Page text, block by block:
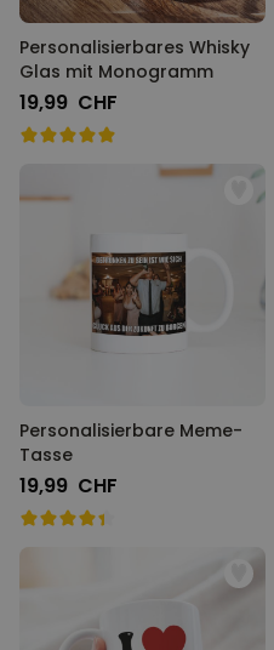
Personalisierbares Whisky
Glas mit Monogramm
19,99 CHF
Personalisierbare Meme-
Tasse
19,99 CHF